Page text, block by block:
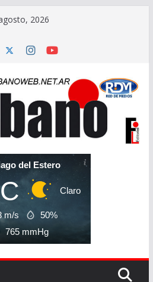
2026
del Estero
Claro
m/s
50%
765 mmHg